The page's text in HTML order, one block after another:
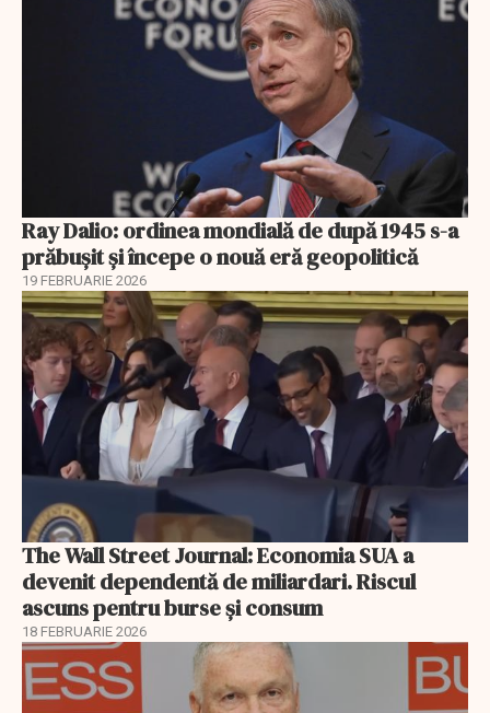
Ray Dalio: ordinea mondială de după 1945 s-a
prăbușit și începe o nouă eră geopolitică
19 FEBRUARIE 2026
The Wall Street Journal: Economia SUA a
devenit dependentă de miliardari. Riscul
ascuns pentru burse și consum
18 FEBRUARIE 2026
EXCLUSIV